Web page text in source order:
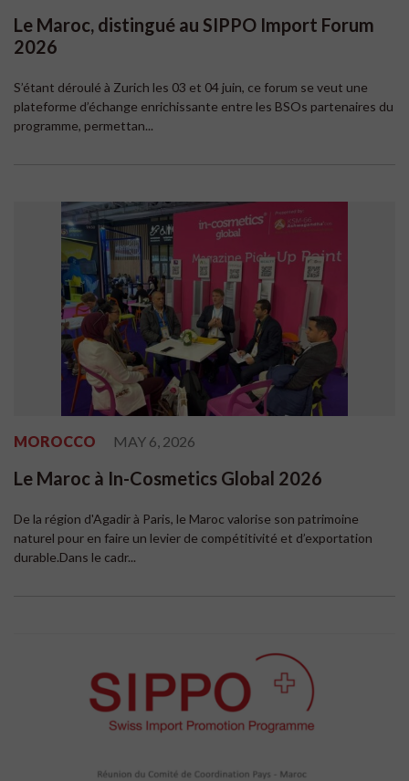
Le Maroc, distingué au SIPPO Import Forum
2026
S’étant déroulé à Zurich les 03 et 04 juin, ce forum se veut une
plateforme d’échange enrichissante entre les BSOs partenaires du
programme, permettan...
MOROCCO MAY 6, 2026
Le Maroc à In-Cosmetics Global 2026
De la région d'Agadir à Paris, le Maroc valorise son patrimoine
naturel pour en faire un levier de compétitivité et d’exportation
durable.Dans le cadr...